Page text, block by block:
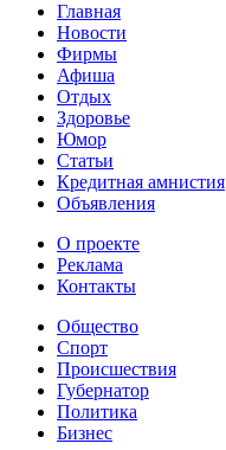
Главная
Новости
Фирмы
Афиша
Отдых
Здоровье
Юмор
Статьи
Кредитная амнистия
Объявления
О проекте
Реклама
Контакты
Общество
Спорт
Происшествия
Губернатор
Политика
Бизнес